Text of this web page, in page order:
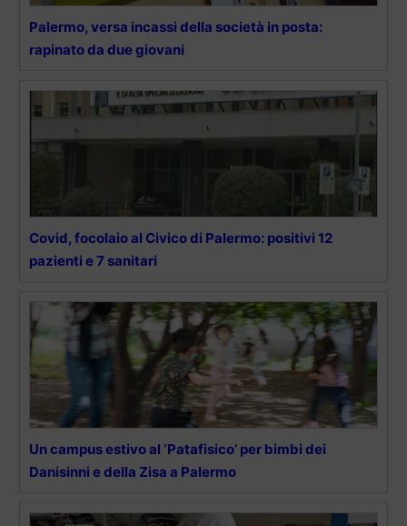
Palermo, versa incassi della società in posta:
rapinato da due giovani
Covid, focolaio al Civico di Palermo: positivi 12
pazienti e 7 sanitari
Un campus estivo al ‘Patafisico’ per bimbi dei
Danisinni e della Zisa a Palermo